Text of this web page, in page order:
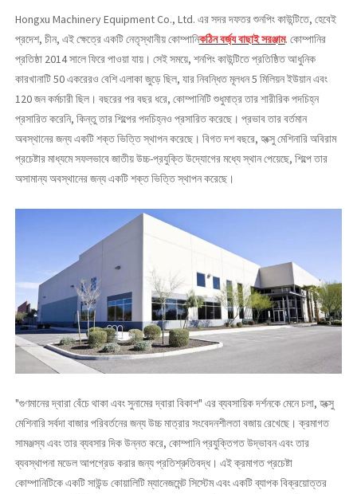
Hongxu Machinery Equipment Co., Ltd. এর সদর দফতর শুনপিং কাউন্টিতে, হেবেই
প্রদেশ, চীন, এই ক্ষেত্রে একটি নেতৃস্থানীয় কোম্পানিকঠিন বর্জ্য বাছাই সরঞ্জাম. কোম্পানির
প্রতিষ্ঠা 2014 সালে ফিরে পাওয়া যায়। সেই সময়ে, শনপিং কাউন্টিতে প্রতিষ্ঠিত আধুনিক
কারখানাটি 50 একরেরও বেশি এলাকা জুড়ে ছিল, যার নিবন্ধিত মূলধন 5 মিলিয়ন ইউয়ান এবং
120 জন কর্মচারী ছিল। বছরের পর বছর ধরে, কোম্পানিটি শুধুমাত্র তার শারীরিক পদচিহ্ন
প্রসারিত করেনি, কিন্তু তার শিল্পের পদচিহ্নও প্রসারিত করেছে। প্রভাব তার বর্তমান
অবস্থানের জন্য একটি শক্ত ভিত্তি স্থাপন করেছে। বিগত দশ বছরে, হংক্সু মেশিনারি অবিরাম
প্রচেষ্টার মাধ্যমে সফলভাবে জাতীয় উচ্চ-প্রযুক্তি উদ্যোগের মধ্যে স্থান পেয়েছে, শিল্পে তার
অসামান্য অবস্থানের জন্য একটি শক্ত ভিত্তি স্থাপন করেছে।
"গুণমানের দ্বারা বেঁচে থাকা এবং সুনামের দ্বারা বিকাশ" এর ব্যবসায়িক দর্শনকে মেনে চলা, হংক্সু
মেশিনারি সর্বদা বাজার পরিবর্তনের জন্য উচ্চ মাত্রার সংবেদনশীলতা বজায় রেখেছে। ক্রমাগত
সামঞ্জস্য এবং তার ব্যবসার দিক উন্নত করে, কোম্পানি প্রযুক্তিগত উদ্ভাবন এবং তার
ব্যবস্থাপনা মডেল আপগ্রেড করার জন্য প্রতিশ্রুতিবদ্ধ। এই ক্রমাগত প্রচেষ্টা
কোম্পানিটিকে একটি সাউন্ড কোয়ালিটি ম্যানেজমেন্ট সিস্টেম এবং একটি ব্যাপক বিক্রয়োত্তর